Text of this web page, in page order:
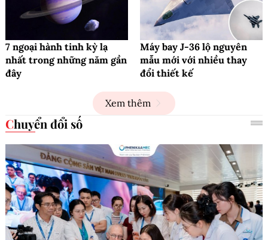
7 ngoại hành tinh kỳ lạ
nhất trong những năm gần
đây
Máy bay J-36 lộ nguyên
mẫu mới với nhiều thay
đổi thiết kế
Xem thêm
Chuyển đổi số